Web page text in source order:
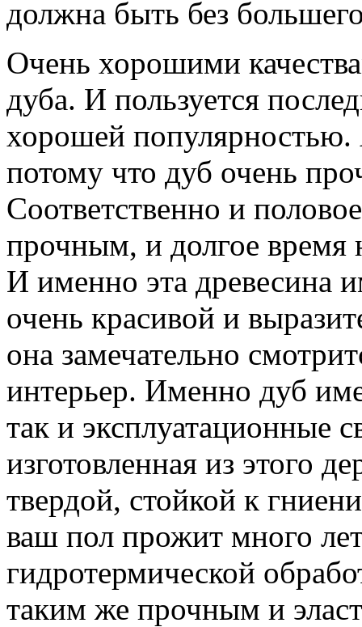
должна быть без
Очень хорошими
дуба. И пользуется
хорошей
потому что дуб очень
Соответственно и
прочным, и долгое время
И именно эта древесина
очень красивой и
она замечательно
интерьер. Именно дуб
так и эксплуатационные
изготовленная из этого
твердой, стойкой к
ваш пол прожит много
гидротермической
таким же прочным и